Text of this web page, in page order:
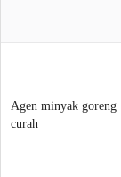
Agen minyak goreng
curah